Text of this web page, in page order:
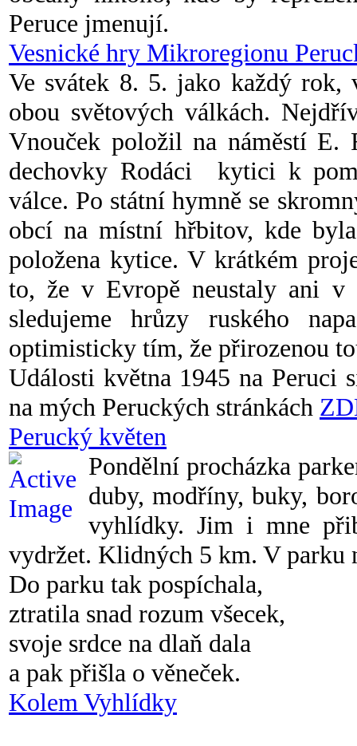
Peruce jmenují.
Vesnické hry Mikroregionu
Ve svátek 8. 5. jako každý rok,
obou světových válkách.
Vnouček položil na náměstí E.
dechovky Rodáci kytici k
válce. Po státní hymně se
obcí na místní hřbitov, kde
položena kytice. V krátkém
to, že v Evropě neustaly ani v
sledujeme hrůzy ruského
optimisticky tím, že přirozenou
Události května 1945 na Peruci
na mých Peruckých stránkách
Perucký květen
Pondělní procházka
duby, modříny, buky,
vyhlídky. Jim i mne
vydržet. Klidných 5 km. V parku
Do parku tak pospíchala,
ztratila snad rozum všecek,
svoje srdce na dlaň dala
a pak přišla o věneček.
Kolem Vyhlídky